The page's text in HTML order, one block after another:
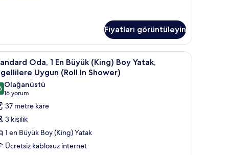
Fiyatları görüntüleyin
yüzeyli yatak, minibar Kaliteli yatak takımı, kuştüyü yorgan, yastık
8
Oda, 1 En Büyük (King) Boy Yatak,
Uygun (Roll In Shower)
/ 10
Olağanüstü
16 yorum
(16
yorum)
37 metre kare
3 kişilik
1 en Büyük Boy (King) Yatak
Ücretsiz kablosuz internet